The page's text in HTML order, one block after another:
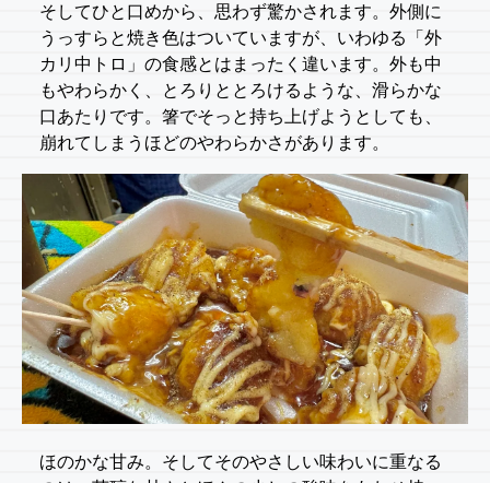
そしてひと口めから、思わず驚かされます。外側に
うっすらと焼き色はついていますが、いわゆる「外
カリ中トロ」の食感とはまったく違います。外も中
もやわらかく、とろりととろけるような、滑らかな
口あたりです。箸でそっと持ち上げようとしても、
崩れてしまうほどのやわらかさがあります。
ほのかな甘み。そしてそのやさしい味わいに重なる